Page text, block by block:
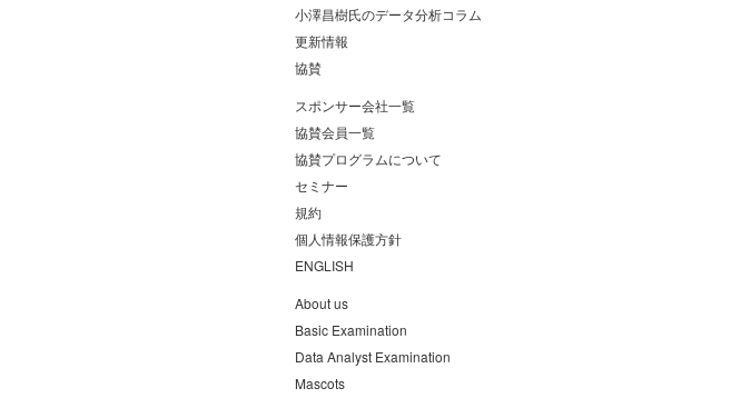
小澤昌樹氏のデータ分析コラム
更新情報
協賛
スポンサー会社一覧
協賛会員一覧
協賛プログラムについて
セミナー
規約
個人情報保護方針
ENGLISH
About us
Basic Examination
Data Analyst Examination
Mascots